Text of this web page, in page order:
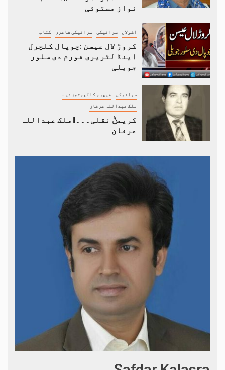
نواز مستوئی
اشولال سرائیکی سرائیکی شاعری کتاب
کروڑ لال عیسن :چوپال کلچرل
اینڈ لٹریری فورم دی سلور
جوبلی
سرائیکی فیچر، کالم،تجزئیے
ملک عبداللہ عرفان
کریمݨ نقلی۔۔۔||ملک عبداللہ
عرفان